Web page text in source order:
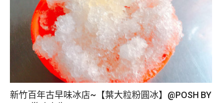
新竹百年古早味冰店~【葉大粒粉圓冰】@POSH BY